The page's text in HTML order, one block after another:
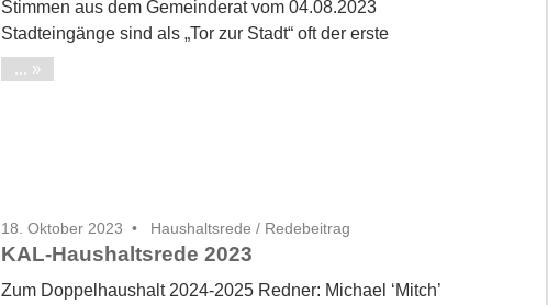
Stimmen aus dem Gemeinderat vom 04.08.2023
Stadteingänge sind als „Tor zur Stadt“ oft der erste
...
18. Oktober 2023 Haushaltsrede / Redebeitrag
KAL-Haushaltsrede 2023
Zum Doppelhaushalt 2024-2025 Redner: Michael ‘Mitch’